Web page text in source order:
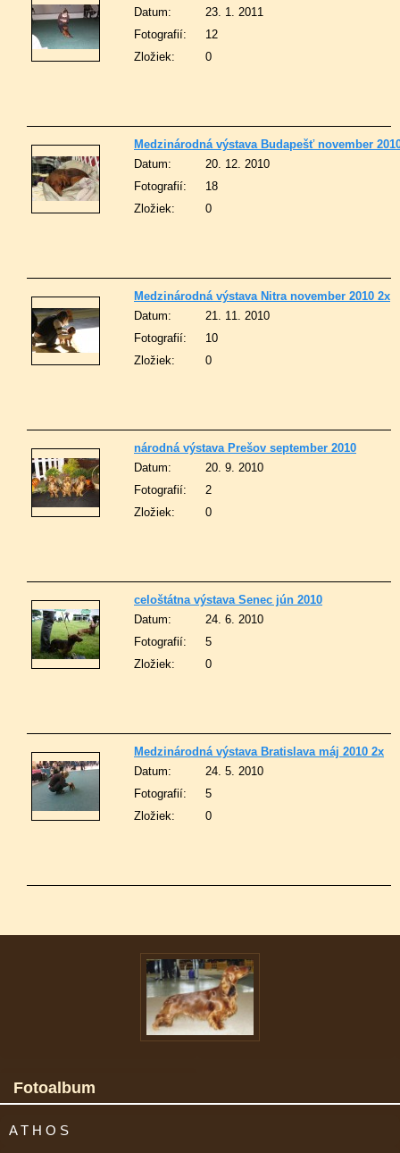
Datum:
23. 1. 2011
Fotografií:
12
Zložiek:
0
Medzinárodná výstava Budapešť november
Datum:
20. 12. 2010
Fotografií:
18
Zložiek:
0
Medzinárodná výstava Nitra november 2010 2x
Datum:
21. 11. 2010
Fotografií:
10
Zložiek:
0
národná výstava Prešov september 2010
Datum:
20. 9. 2010
Fotografií:
2
Zložiek:
0
celoštátna výstava Senec jún 2010
Datum:
24. 6. 2010
Fotografií:
5
Zložiek:
0
Medzinárodná výstava Bratislava máj 2010 2x
Datum:
24. 5. 2010
Fotografií:
5
Zložiek:
0
Fotoalbum
A T H O S